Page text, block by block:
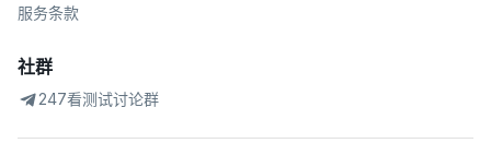
服务条款
社群
247看测试讨论群